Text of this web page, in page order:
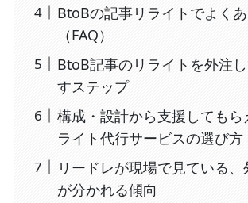
BtoBの記事リライトでよく
（FAQ）
BtoB記事のリライトを外注
すステップ
構成・設計から支援してもら
ライト代行サービスの選び方
リードレが現場で見ている
が分かれる傾向